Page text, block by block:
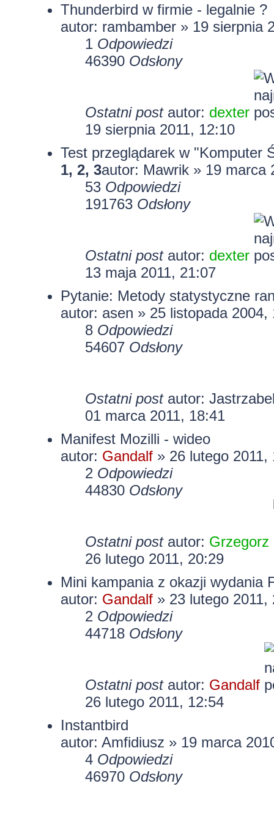
Thunderbird w firmie - legalnie ?
autor: rambamber» 19 sierpnia
1 Odpowiedzi
46390 Odsłony
Ostatni post autor: dexter
19 sierpnia 2011, 12:10
Test przeglądarek w "Komputer
1, 2, 3autor: Mawrik » 19 marca
53 Odpowiedzi
191763 Odsłony
Ostatni post autor: dexter
13 maja 2011, 21:07
Pytanie: Metody statystyczne
autor: asen » 25 listopada 2004,
8 Odpowiedzi
54607 Odsłony
Ostatni post autor:
01 marca 2011, 18:41
Manifest Mozilli - wideo
autor: Gandalf» 26 lutego 2011,
2 Odpowiedzi
44830 Odsłony
Ostatni post autor: Grzegorz
26 lutego 2011, 20:29
Mini kampania z okazji wydania
autor: Gandalf» 23 lutego 2011,
2 Odpowiedzi
44718 Odsłony
Ostatni post autor: Gandalf
26 lutego 2011, 12:54
Instantbird
autor: Amfidiusz » 19 marca
4 Odpowiedzi
46970 Odsłony